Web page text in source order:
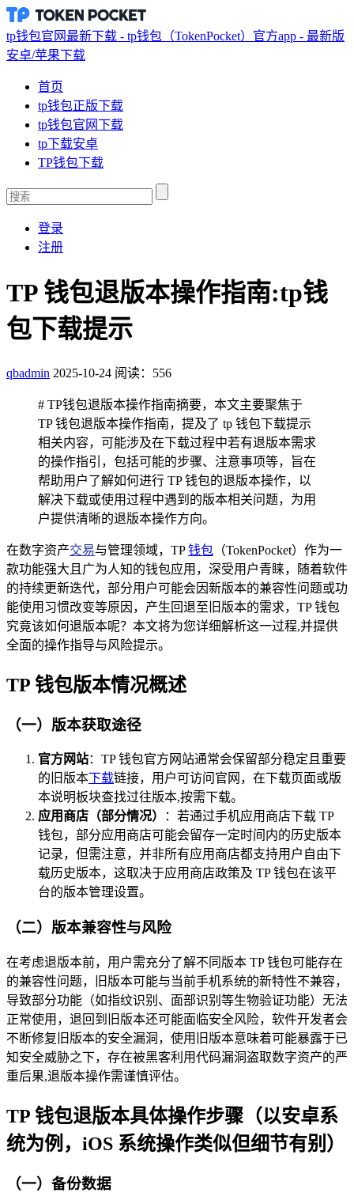
tp钱包官网最新下载 - tp钱包（TokenPocket）官方app - 最新版
安卓/苹果下载
首页
tp钱包正版下载
tp钱包官网下载
tp下载安卓
TP钱包下载
登录
注册
TP 钱包退版本操作指南:tp钱
包下载提示
qbadmin 2025-10-24 阅读：556
# TP钱包退版本操作指南摘要，本文主要聚焦于
TP 钱包退版本操作指南，提及了 tp 钱包下载提示
相关内容，可能涉及在下载过程中若有退版本需求
的操作指引，包括可能的步骤、注意事项等，旨在
帮助用户了解如何进行 TP 钱包的退版本操作，以
解决下载或使用过程中遇到的版本相关问题，为用
户提供清晰的退版本操作方向。
在数字资产交易与管理领域，TP钱包 （TokenPocket）作为一
款功能强大且广为人知的钱包应用，深受用户青睐，随着软件
的持续更新迭代，部分用户可能会因新版本的兼容性问题或功
能使用习惯改变等原因，产生回退至旧版本的需求，TP 钱包
究竟该如何退版本呢？本文将为您详细解析这一过程,并提供
全面的操作指导与风险提示。
TP 钱包版本情况概述
（一）版本获取途径
官方网站：TP 钱包官方网站通常会保留部分稳定且重要
的旧版本下载链接，用户可访问官网，在下载页面或版
本说明板块查找过往版本,按需下载。
应用商店（部分情况）
：若通过手机应用商店下载 TP
钱包，部分应用商店可能会留存一定时间内的历史版本
记录，但需注意，并非所有应用商店都支持用户自由下
载历史版本，这取决于应用商店政策及 TP 钱包在该平
台的版本管理设置。
（二）版本兼容性与风险
在考虑退版本前，用户需充分了解不同版本 TP 钱包可能存在
的兼容性问题，旧版本可能与当前手机系统的新特性不兼容，
导致部分功能（如指纹识别、面部识别等生物验证功能）无法
正常使用，退回到旧版本还可能面临安全风险，软件开发者会
不断修复旧版本的安全漏洞，使用旧版本意味着可能暴露于已
知安全威胁之下，存在被黑客利用代码漏洞盗取数字资产的严
重后果,退版本操作需谨慎评估。
TP 钱包退版本具体操作步骤（以安卓系
统为例，iOS 系统操作类似但细节有别）
（一）备份数据